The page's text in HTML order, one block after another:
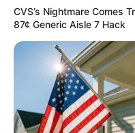
CVS’s Nightmare Comes
87¢ Generic Aisle 7 Hack